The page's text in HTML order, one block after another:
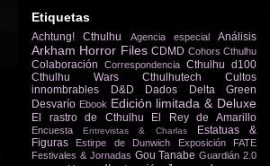
Etiquetas
Achtung! Cthulhu Agencia especial Análisis
Arkham Horror Files CDMD Cohors Cthulhu
Colaboración Correspondencia Cthulhu d100
Cthulhu Wars
Cthulhutech
Cultos
innombrables
D&D Dados
Delta Green
Desvarío Ebook Edición limitada & Deluxe
El rastro de Cthulhu El Rey de Amarillo
Encuesta Entrevistas & Charlas
Estatuas &
Figuras
Estirpe de Dunwich Exposición
FATE
Festivales & Jornadas Gou Tanabe Guardián 2.0